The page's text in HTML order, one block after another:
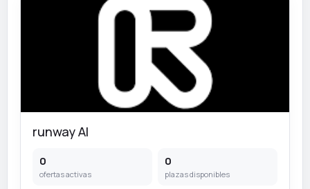
runway AI
0
ofertas activas
0
plazas disponibles